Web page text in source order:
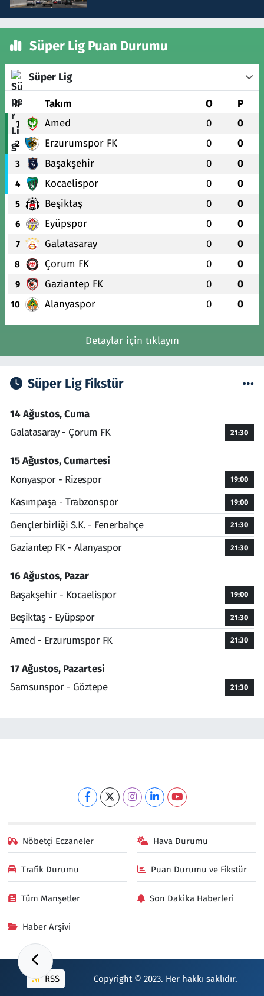
Süper Lig Puan Durumu
Süper Lig
# Takım O P
1 Amed 0 0
2 Erzurumspor FK 0 0
3 Başakşehir 0 0
4 Kocaelispor 0 0
5 Beşiktaş 0 0
6 Eyüpspor 0 0
7 Galatasaray 0 0
8 Çorum FK 0 0
9 Gaziantep FK 0 0
10 Alanyaspor 0 0
Detaylar için tıklayın
Süper Lig Fikstür
14 Ağustos, Cuma
Galatasaray - Çorum FK
21:30
15 Ağustos, Cumartesi
Konyaspor - Rizespor
19:00
Kasımpaşa - Trabzonspor 19:00
Gençlerbirliği S.K. - Fenerbahçe 21:30
Gaziantep FK - Alanyaspor 21:30
16 Ağustos, Pazar
Başakşehir - Kocaelispor
19:00
Beşiktaş - Eyüpspor 21:30
Amed - Erzurumspor FK 21:30
17 Ağustos, Pazartesi
Samsunspor - Göztepe
21:30
Nöbetçi Eczaneler Hava Durumu
Trafik Durumu Puan Durumu ve Fikstür
Tüm Manşetler Son Dakika Haberleri
Haber Arşivi
RSS Copyright © 2023. Her hakkı saklıdır.